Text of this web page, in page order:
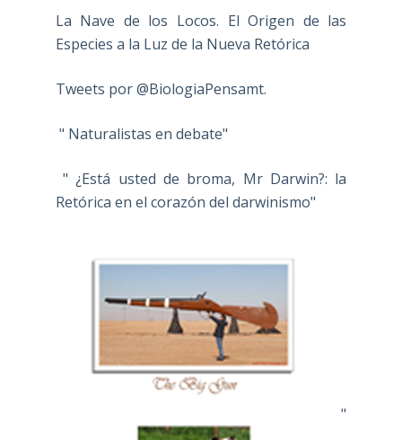
La Nave de los Locos. El Origen de las
Especies a la Luz de la Nueva Retórica
Tweets por @BiologiaPensamt.
" Naturalistas en debate"
" ¿Está usted de broma, Mr Darwin?: la
Retórica en el corazón del darwinismo"
"